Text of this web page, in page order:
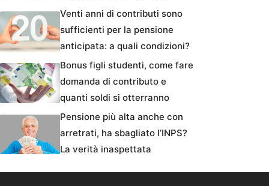
Venti anni di contributi sono
sufficienti per la pensione
anticipata: a quali condizioni?
Bonus figli studenti, come fare
domanda di contributo e
quanti soldi si otterranno
Pensione più alta anche con
arretrati, ha sbagliato l’INPS?
La verità inaspettata